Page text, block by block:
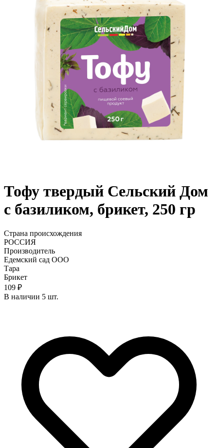
Тофу твердый Сельский Дом
с базиликом, брикет, 250 гр
Страна происхождения
РОССИЯ
Производитель
Едемский сад ООО
Тара
Брикет
109 ₽
В наличии 5 шт.